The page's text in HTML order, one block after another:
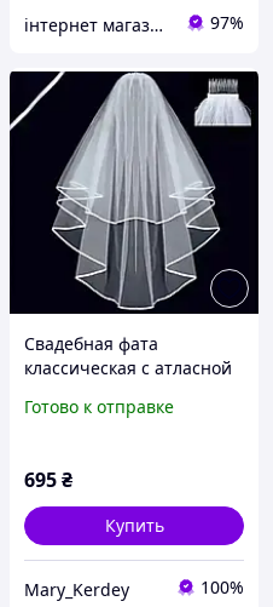
інтернет магазин -весільний декор 97%
Свадебная фата
классическая с атласной
Готово к отправке
695₴
Купить
Mary_Kerdey 100%